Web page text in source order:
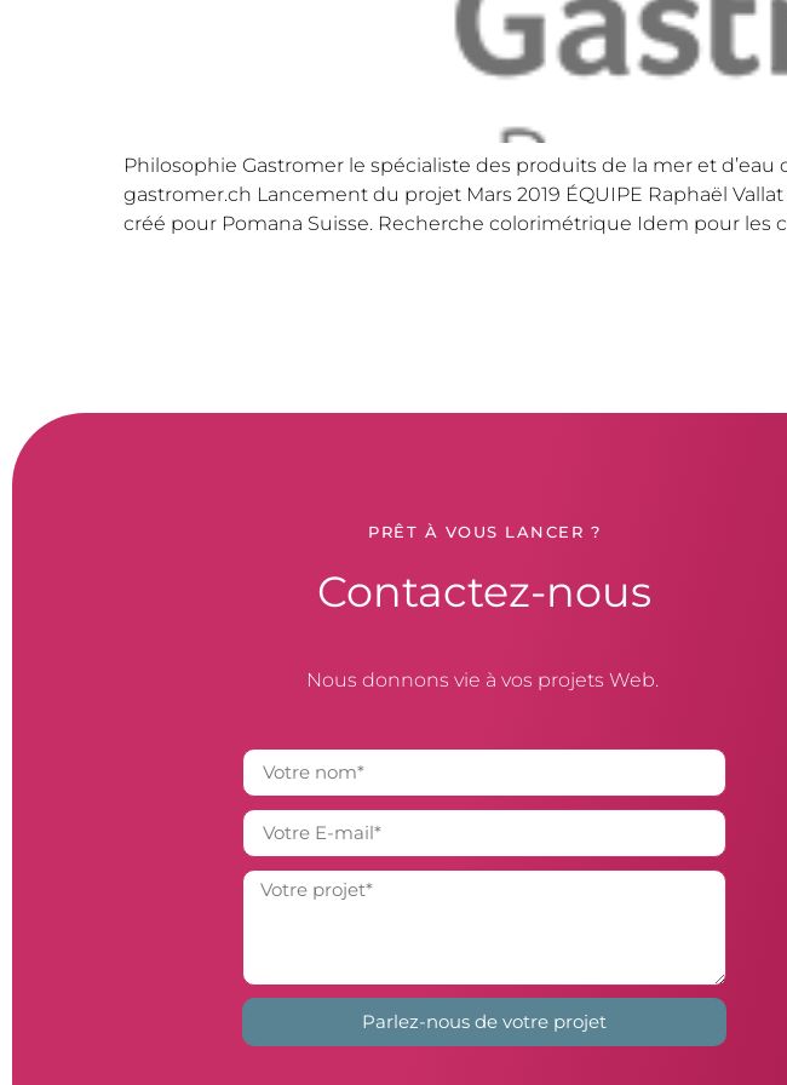
Philosophie Gastromer le spécialiste des produits de la mer et
gastromer.ch Lancement du projet Mars 2019 ÉQUIPE Raphaël
créé pour Pomana Suisse. Recherche colorimétrique Idem pour les
PRÊT À VOUS LANCER ?
Contactez-nous
Nous donnons vie à vos projets Web.
Parlez-nous de votre projet